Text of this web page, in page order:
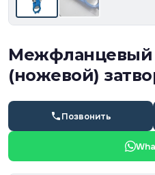
(ножевой)
Позвонить